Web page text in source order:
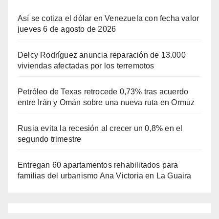
Así se cotiza el dólar en Venezuela con fecha valor
jueves 6 de agosto de 2026
Delcy Rodríguez anuncia reparación de 13.000
viviendas afectadas por los terremotos
Petróleo de Texas retrocede 0,73% tras acuerdo
entre Irán y Omán sobre una nueva ruta en Ormuz
Rusia evita la recesión al crecer un 0,8% en el
segundo trimestre
Entregan 60 apartamentos rehabilitados para
familias del urbanismo Ana Victoria en La Guaira